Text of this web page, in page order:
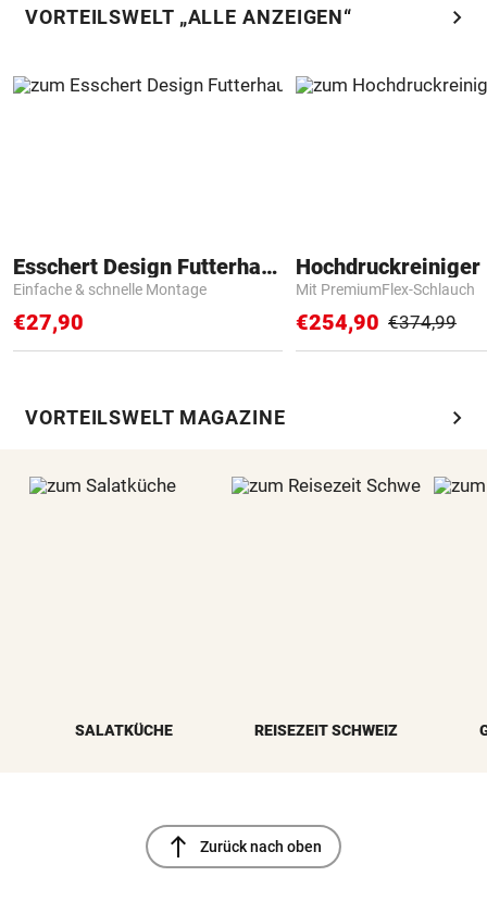
VORTEILSWELT „ALLE ANZEIGEN“ chevron_right
Esschert Design Futterhaus
Einfache & schnelle Montage
€27,90
Hochdruckreiniger
Mit PremiumFlex-Schlauch
€254,90 €374,99
VORTEILSWELT MAGAZINE chevron_right
SALATKÜCHE REISEZEIT SCHWEIZ
north Zurück nach oben